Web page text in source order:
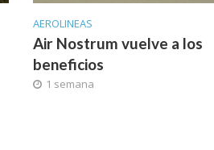
AEROLINEAS
Air Nostrum vuelve a los
beneficios
1 semana